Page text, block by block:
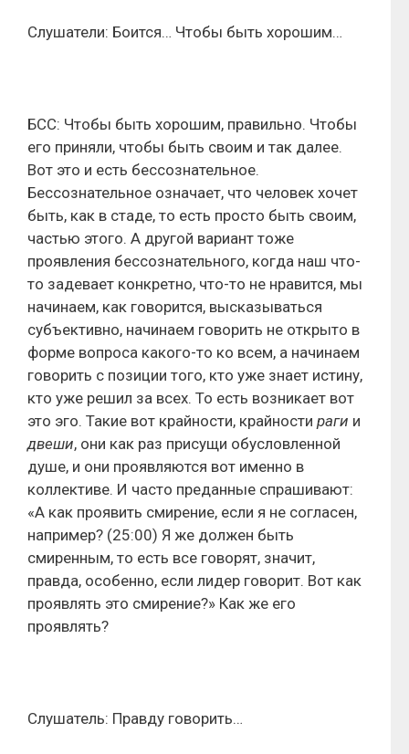
Слушатели: Боится… Чтобы быть хорошим…
БСС: Чтобы быть хорошим, правильно. Чтобы
его приняли, чтобы быть своим и так далее.
Вот это и есть бессознательное.
Бессознательное означает, что человек хочет
быть, как в стаде, то есть просто быть своим,
частью этого. А другой вариант тоже
проявления бессознательного, когда наш что-
то задевает конкретно, что-то не нравится, мы
начинаем, как говорится, высказываться
субъективно, начинаем говорить не открыто в
форме вопроса какого-то ко всем, а начинаем
говорить с позиции того, кто уже знает истину,
кто уже решил за всех. То есть возникает вот
это эго. Такие вот крайности, крайности раги и
двеши, они как раз присущи обусловленной
душе, и они проявляются вот именно в
коллективе. И часто преданные спрашивают:
«А как проявить смирение, если я не согласен,
например? (25:00) Я же должен быть
смиренным, то есть все говорят, значит,
правда, особенно, если лидер говорит. Вот как
проявлять это смирение?» Как же его
проявлять?
Слушатель: Правду говорить…